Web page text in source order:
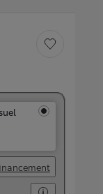
Sauvegarder le